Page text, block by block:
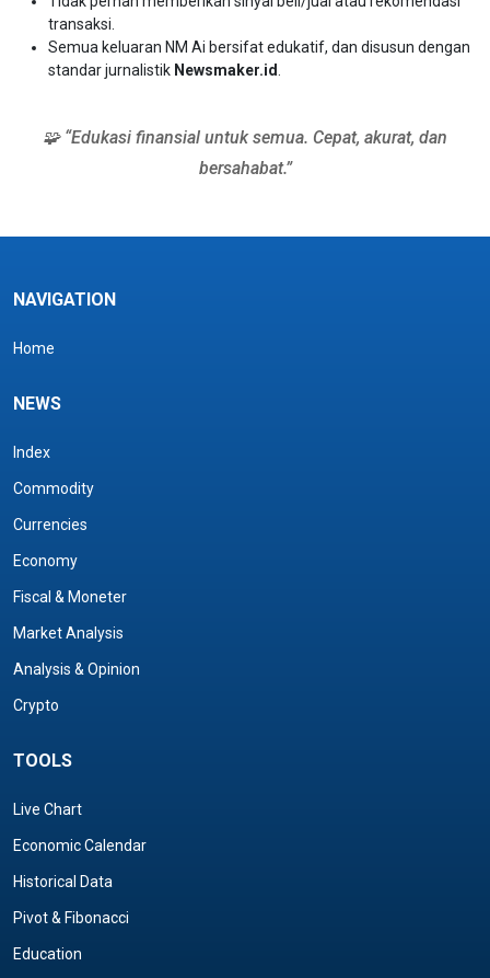
transaksi.
Semua keluaran NM Ai bersifat edukatif, dan disusun dengan
standar jurnalistik Newsmaker.id
🧩 “Edukasi finansial untuk semua. Cepat, akurat, dan
bersahabat.”
NAVIGATION
Home
NEWS
Index
Commodity
Currencies
Economy
Fiscal & Moneter
Market Analysis
Analysis & Opinion
Crypto
TOOLS
Live Chart
Economic Calendar
Historical Data
Pivot & Fibonacci
Education